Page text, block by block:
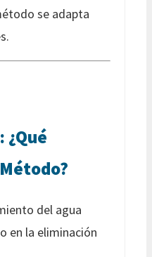
se adapta
del agua
en la eliminación